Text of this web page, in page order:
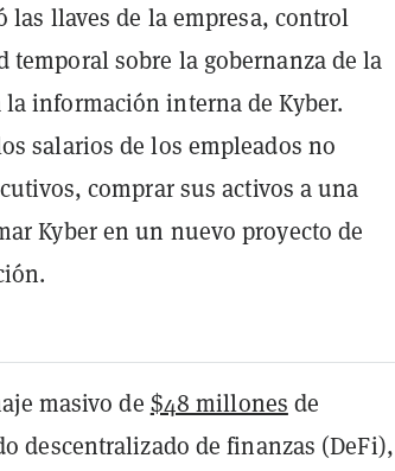
llaves de la empresa, control
sobre la gobernanza de la
la información interna de Kyber.
salarios de los empleados no
comprar sus activos a una
Kyber en un nuevo proyecto de
masivo de $48 millones de
descentralizado de finanzas (DeFi),